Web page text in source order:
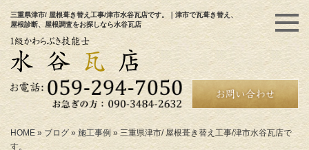
三重県津市/ 屋根葺き替え工事/津市水谷瓦店です。｜津市で瓦葺き替え、
屋根診断、屋根調査をお探しなら水谷瓦店
HOME» ブログ » 施工事例 »三重県津市/ 屋根葺き替え工事/津市水谷瓦店で
す。